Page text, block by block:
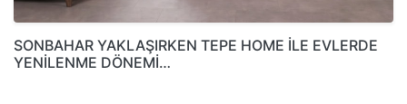
SONBAHAR YAKLAŞIRKEN TEPE HOME İLE EVLERDE
YENİLENME DÖNEMİ…